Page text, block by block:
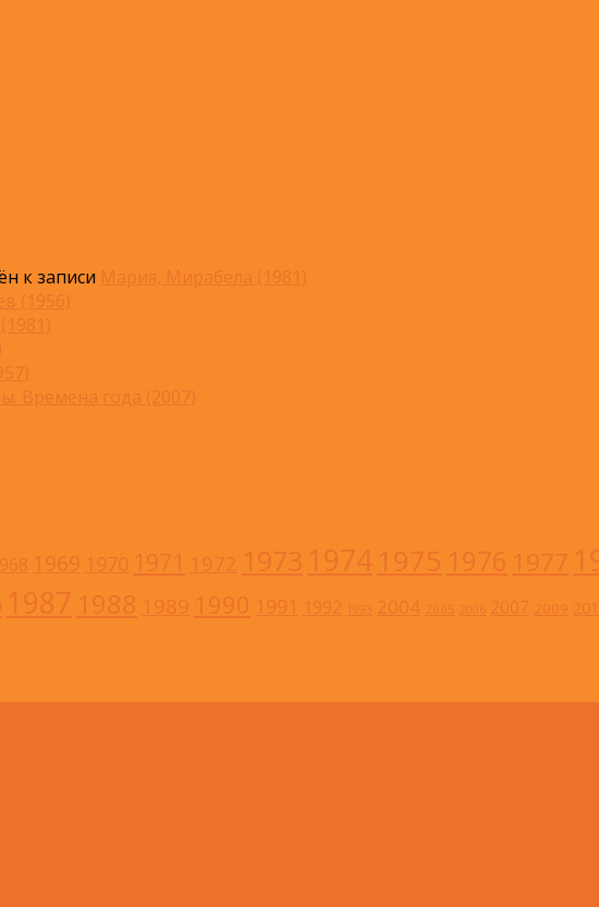
к записи Мария, Мирабела (1981)
(1956)
Времена года (2007)
1969 1970 1971 1972 1973 1974 1975 1976 1977
1987 1988 1989 1990 1991 1992 1993 2004 2005 2006 2007 2009